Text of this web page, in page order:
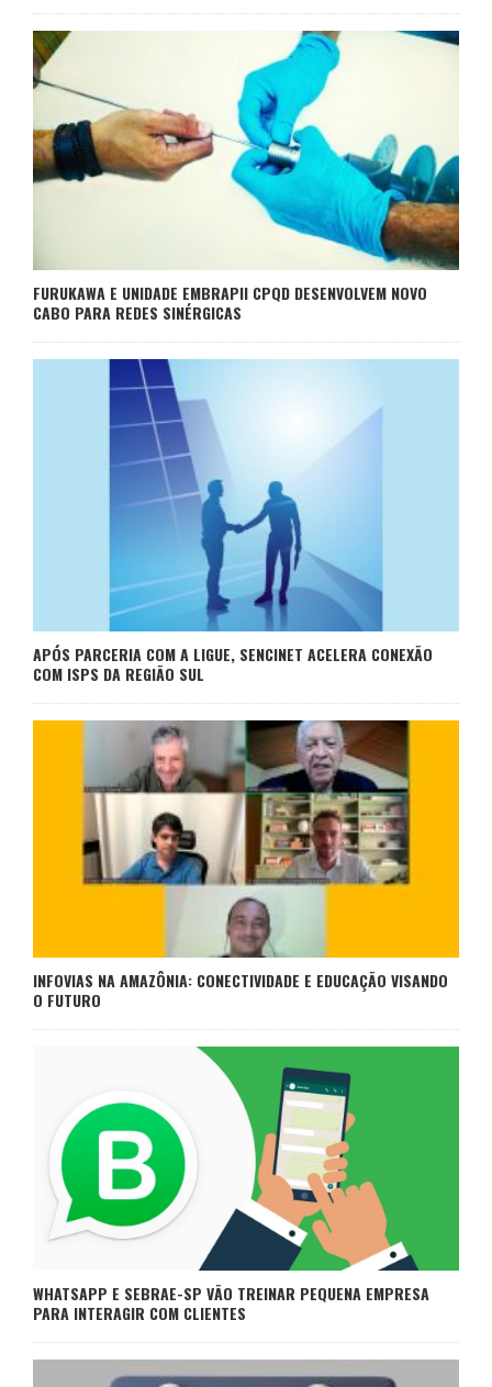
FURUKAWA E UNIDADE EMBRAPII CPQD DESENVOLVEM NOVO
CABO PARA REDES SINÉRGICAS
APÓS PARCERIA COM A LIGUE, SENCINET ACELERA CONEXÃO
COM ISPS DA REGIÃO SUL
INFOVIAS NA AMAZÔNIA: CONECTIVIDADE E EDUCAÇÃO VISANDO
O FUTURO
WHATSAPP E SEBRAE-SP VÃO TREINAR PEQUENA EMPRESA
PARA INTERAGIR COM CLIENTES